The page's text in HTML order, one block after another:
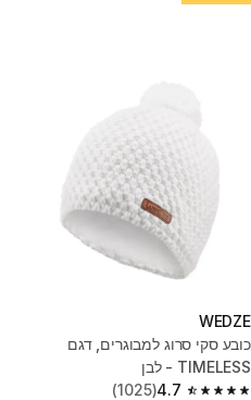
WEDZE
כובע סקי סרוג למבוגרים, דגם
TIMELESS - לבן
4.7
(1025)